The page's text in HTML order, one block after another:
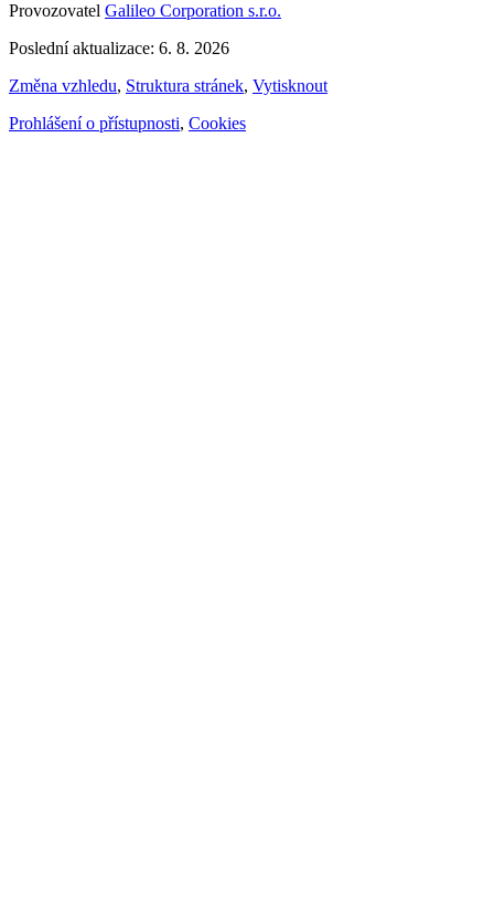
Provozovatel Galileo Corporation s.r.o.
Poslední aktualizace: 6. 8. 2026
Změna vzhledu, Struktura stránek, Vytisknout
Prohlášení o přístupnosti, Cookies